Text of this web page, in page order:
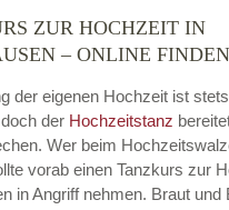
Montag
—
ÖFFNUNGSZEITEN
ZUR HOCHZEIT IN
– ONLINE FINDEN
der eigenen Hochzeit ist
der Hochzeitstanz
Wer beim
vorab einen Tanzkurs zur
in Angriff nehmen. Braut und